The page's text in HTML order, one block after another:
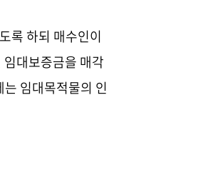
록 하되 매수인이
대보증금을 매각
임대목적물의 인